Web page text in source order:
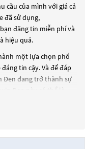
cầu của mình với giá cả
đã sử dụng,
đăng tin miễn phí và
hiệu quả.
một lựa chọn phổ
tin cậy. Và để đáp
Đen đang trở thành sự
này có thể là
để đảm bảo chất
kiếm một chiếc xe, hãy